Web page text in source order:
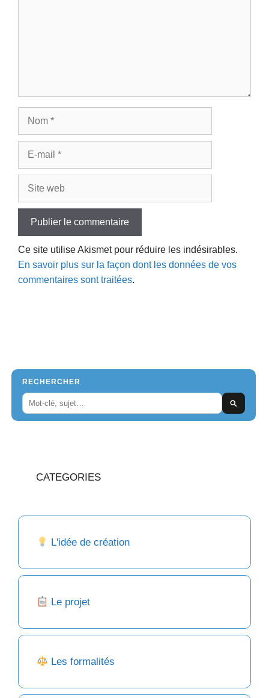
Nom
Site
Ce site utilise Akismet pour réduire les indésirables.
En savoir plus sur la façon dont les données de vos
commentaires sont traitées.
RECHERCHER
CATEGORIES
L'idée de création
Le projet
Les formalités